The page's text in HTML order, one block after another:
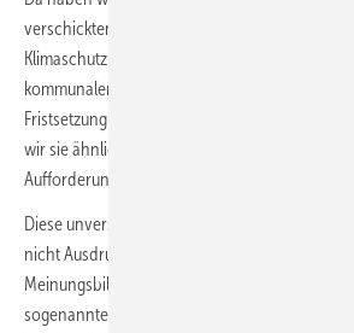
verschickten BMWSB und BMWK – das
Klimaschutzministerium einen überarbeiteten
kommunalen Wärmeplanung an Länder und
Fristsetzung zur Stellungnahme drei Arbeitstage
wir sie ähnlich erlebt haben über die
Aufforderung zur Stellungnahme zum
Diese unverschämt knappen Fristsetzungen
nicht Ausdruck eines demokratisch legitimierten
Meinungsbildungsprozesses oder
sogenannten von den Gesetzesentwürfen